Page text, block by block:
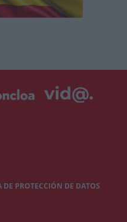
PROTECCIÓN DE DATOS